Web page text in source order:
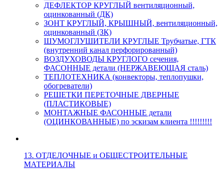
ДЕФЛЕКТОР КРУГЛЫЙ вентиляционный,
оцинкованный (ДК)
ЗОНТ КРУГЛЫЙ, КРЫШНЫЙ, вентиляционный,
оцинкованный (ЗК)
ШУМОГЛУШИТЕЛИ КРУГЛЫЕ Трубчатые, ГТК
(внутренний канал перфорированный)
ВОЗДУХОВОДЫ КРУГЛОГО сечения,
ФАСОННЫЕ детали (НЕРЖАВЕЮЩАЯ сталь)
ТЕПЛОТЕХНИКА (конвекторы, теплопушки,
обогреватели)
РЕШЕТКИ ПЕРЕТОЧНЫЕ ДВЕРНЫЕ
(ПЛАСТИКОВЫЕ)
МОНТАЖНЫЕ ФАСОННЫЕ детали
(ОЦИНКОВАННЫЕ) по эскизам клиента !!!!!!!!!
13. ОТДЕЛОЧНЫЕ и ОБЩЕСТРОИТЕЛЬНЫЕ
МАТЕРИАЛЫ